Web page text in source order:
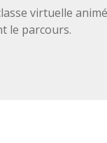
virtuelle
le parcours.